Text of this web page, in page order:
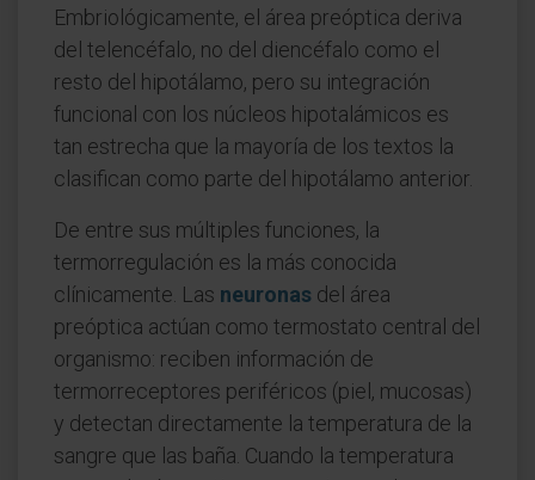
Embriológicamente, el área preóptica deriva
del telencéfalo, no del diencéfalo como el
resto del hipotálamo, pero su integración
funcional con los núcleos hipotalámicos es
tan estrecha que la mayoría de los textos la
clasifican como parte del hipotálamo anterior.
De entre sus múltiples funciones, la
termorregulación es la más conocida
clínicamente. Las neuronas del área
preóptica actúan como termostato central del
organismo: reciben información de
termorreceptores periféricos (piel, mucosas)
y detectan directamente la temperatura de la
sangre que las baña. Cuando la temperatura